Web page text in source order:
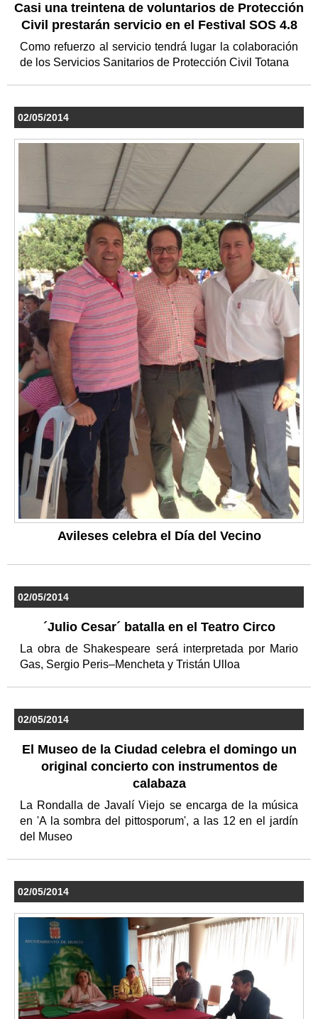
Casi una treintena de voluntarios de Protección
Civil prestarán servicio en el Festival SOS 4.8
Como refuerzo al servicio tendrá lugar la colaboración
de los Servicios Sanitarios de Protección Civil Totana
02/05/2014
Avileses celebra el Día del Vecino
02/05/2014
´Julio Cesar´ batalla en el Teatro Circo
La obra de Shakespeare será interpretada por Mario
Gas, Sergio Peris–Mencheta y Tristán Ulloa
02/05/2014
El Museo de la Ciudad celebra el domingo un
original concierto con instrumentos de
calabaza
La Rondalla de Javalí Viejo se encarga de la música
en 'A la sombra del pittosporum', a las 12 en el jardín
del Museo
02/05/2014